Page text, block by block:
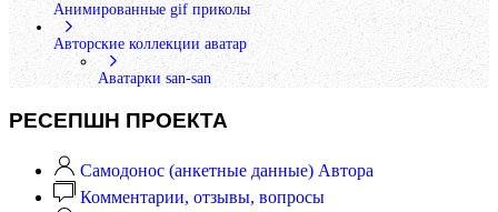
Анимированные gif приколы
Авторские коллекции аватар
Аватарки san-san
РЕСЕПШН ПРОЕКТА
Самодонос (анкетные данные) Автора
Комментарии, отзывы, вопросы